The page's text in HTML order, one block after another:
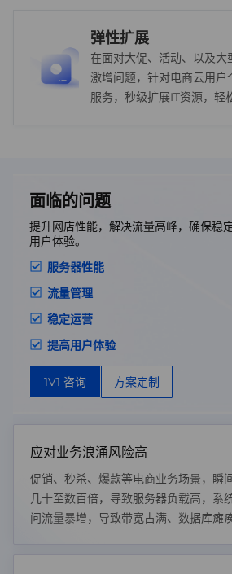
弹性扩展
在面对大促、活动、以及大
激增问题，针对电商云用
服务，秒级扩展IT资源，轻
面临的问题
提升网店性能，解决流量高峰，确保稳
用户体验。
服务器性能
流量管理
稳定运营
提高用户体验
1V1 咨询 方案定制
应对业务浪涌风险高
促销、秒杀、爆款等电商业务场景，瞬
几十至数百倍，导致服务器负载高，系
问流量暴增，导致带宽占满、数据库瘫